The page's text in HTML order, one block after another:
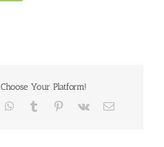
Your Platform!
WhatsApp
Tumblr Pinterest
Vk Email